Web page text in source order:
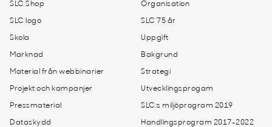
SLC Shop
SLC logo
Skola
Marknad
Material från webbinarier
Projekt och kampanjer
Pressmaterial
Dataskydd
Organisation
SLC 75 år
Uppgift
Bakgrund
Strategi
Utvecklingsprogam
SLC:s miljöprogram 2019
Handlingsprogram 2017-2022